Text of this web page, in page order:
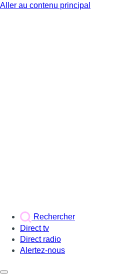
Aller au contenu principal
Rechercher
Direct tv
Direct radio
Alertez-nous